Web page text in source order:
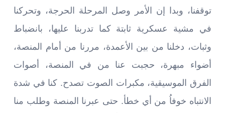
توقفنا، وبدا إن الأمر وصل المرحلة الحرجة، وتحركنا
في مشية عسكرية ثابتة كما تدربنا عليها، بانضباط
وثبات، دخلنا من بين الأعمدة، مررنا من أمام المنصة،
أضواء مبهرة، حجبت عنا من في المنصة، أصوات
الفرق الموسيقية، مكبرات الصوت تصدح. كنا في شدة
الانتباه خوفاُ من أي خطأ. حتى عبرنا المنصة وطلب منا